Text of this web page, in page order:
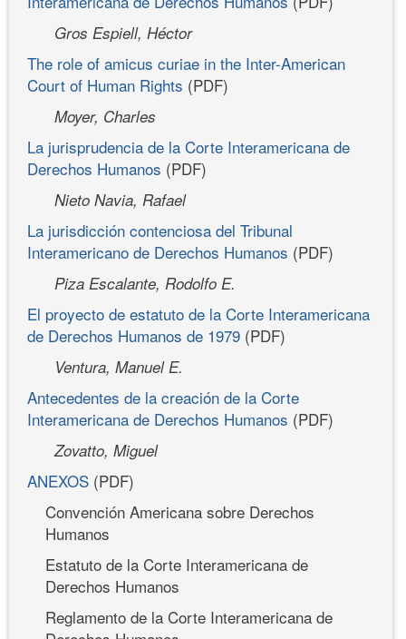
Gros Espiell, Héctor
The role of amicus curiae in the Inter-American
Court of Human Rights (PDF)
Moyer, Charles
La jurisprudencia de la Corte Interamericana de
Derechos Humanos (PDF)
Nieto Navia, Rafael
La jurisdicción contenciosa del Tribunal
Interamericano de Derechos Humanos (PDF)
Piza Escalante, Rodolfo E.
El proyecto de estatuto de la Corte Interamericana
de Derechos Humanos de 1979 (PDF)
Ventura, Manuel E.
Antecedentes de la creación de la Corte
Interamericana de Derechos Humanos (PDF)
Zovatto, Miguel
ANEXOS (PDF)
Convención Americana sobre Derechos
Humanos
Estatuto de la Corte Interamericana de
Derechos Humanos
Reglamento de la Corte Interamericana de